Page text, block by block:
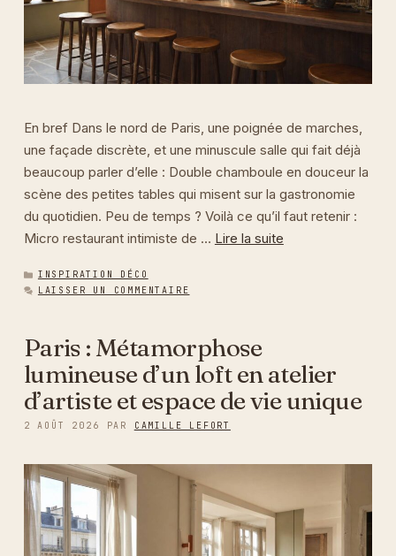
En bref Dans le nord de Paris, une poignée de marches,
une façade discrète, et une minuscule salle qui fait déjà
beaucoup parler d’elle : Double chamboule en douceur la
scène des petites tables qui misent sur la gastronomie
du quotidien. Peu de temps ? Voilà ce qu’il faut retenir :
Micro restaurant intimiste de … Lire la suite
CATÉGORIES
INSPIRATION DÉCO
LAISSER UN COMMENTAIRE
Paris : Métamorphose
lumineuse d’un loft en atelier
d’artiste et espace de vie unique
2 AOÛT 2026 PAR CAMILLE LEFORT